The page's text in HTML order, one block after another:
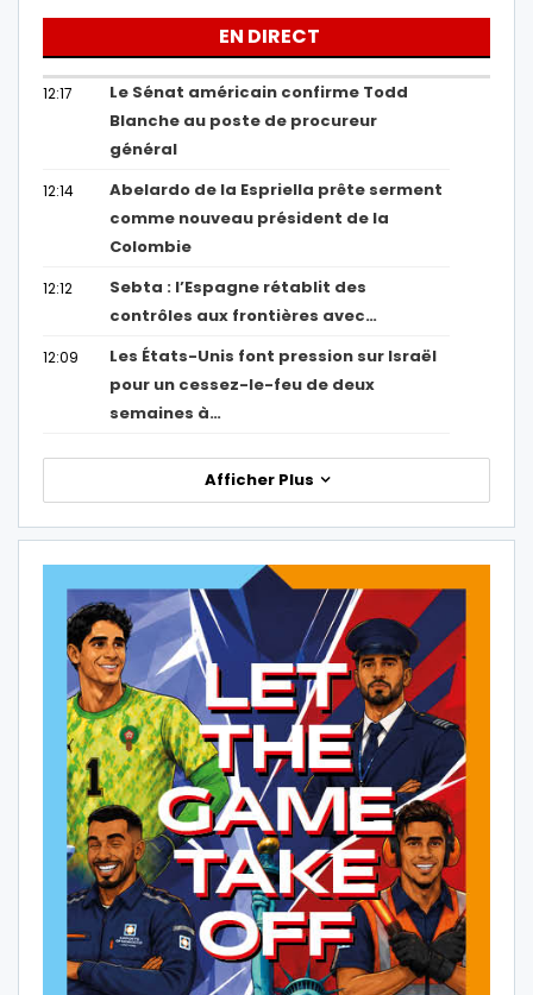
EN DIRECT
12:17
Le Sénat américain confirme Todd
Blanche au poste de procureur
général
12:14
Abelardo de la Espriella prête serment
comme nouveau président de la
Colombie
12:12
Sebta : l’Espagne rétablit des
contrôles aux frontières avec…
12:09
Les États-Unis font pression sur Israël
pour un cessez-le-feu de deux
semaines à…
Afficher Plus